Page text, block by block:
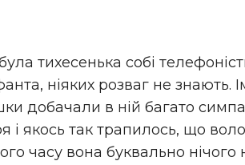
тихесенька собі
ніяких розваг не знають.
добачали в ній багато
і якось так трапилось, що
часу вона буквально